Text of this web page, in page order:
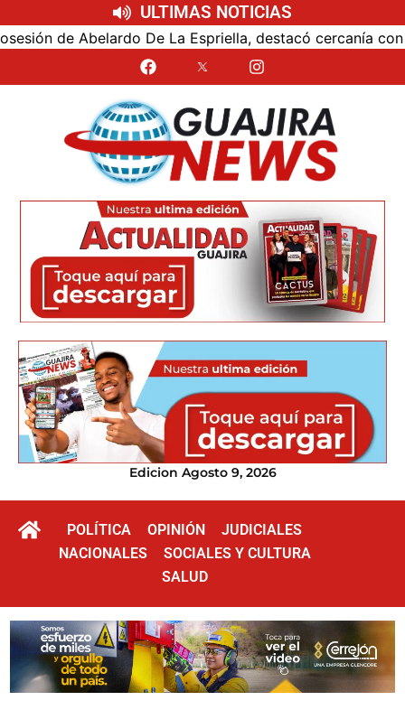
ULTIMAS NOTICIAS
de Abelardo De La Espriella, destacó cercanía con el
Edicion Agosto 9, 2026
POLÍTICA OPINIÓN
JUDICIALES
NACIONALES
SOCIALES Y CULTURA
SALUD